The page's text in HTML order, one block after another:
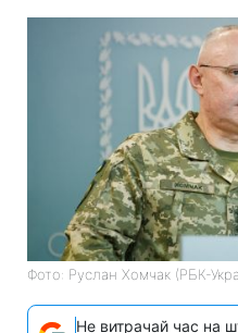
Фото: Руслан Хомчак (РБК-
Не витрачай час на